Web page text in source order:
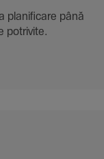
plani­fi­care până
potri­vite.